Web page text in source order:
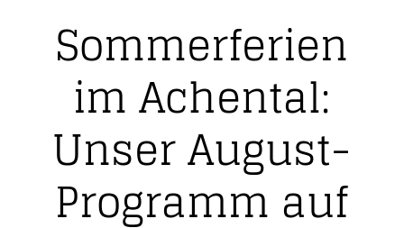
Sommerferien
im Achental:
Unser August-
Programm auf